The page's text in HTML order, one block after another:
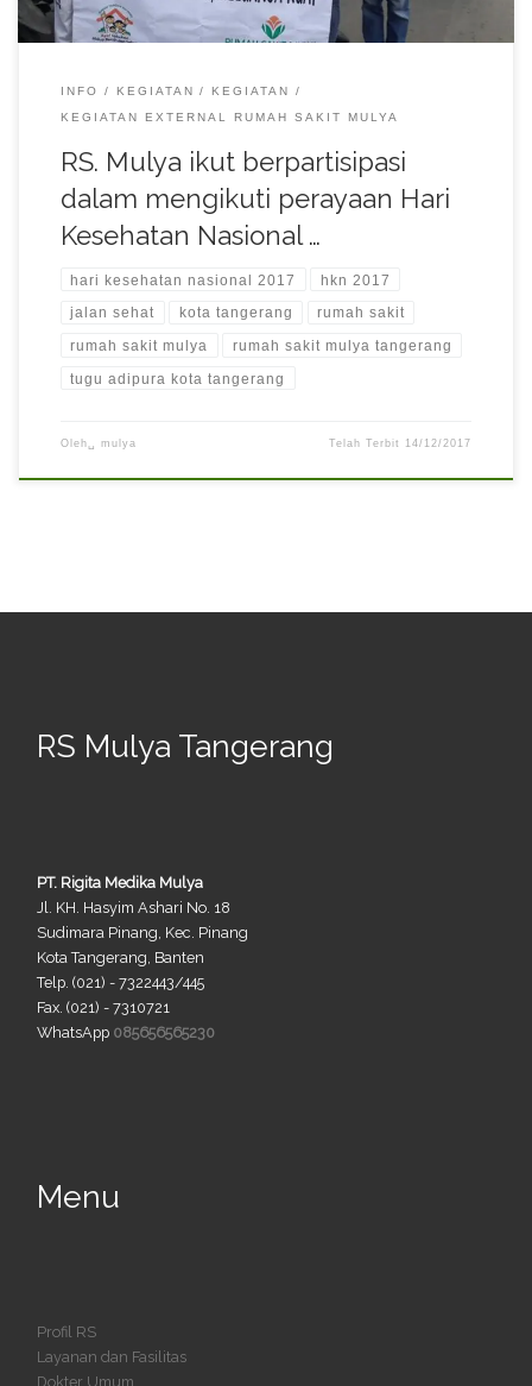
INFO KEGIATAN
KEGIATAN
KEGIATAN EXTERNAL RUMAH SAKIT MULYA
RS. Mulya ikut berpartisipasi
dalam mengikuti perayaan Hari
Kesehatan Nasional …
hari kesehatan nasional 2017 hkn 2017
jalan sehat kota tangerang rumah sakit
rumah sakit mulya rumah sakit mulya tangerang
tugu adipura kota tangerang
Oleh␣ mulya Telah Terbit 14/12/2017
RS Mulya Tangerang
PT. Rigita Medika Mulya
Jl. KH. Hasyim Ashari No. 18
Sudimara Pinang, Kec. Pinang
Kota Tangerang, Banten
Telp. (021) - 7322443/445
Fax. (021) - 7310721
WhatsApp 085656565230
Menu
Profil RS
Layanan dan Fasilitas
Dokter Umum